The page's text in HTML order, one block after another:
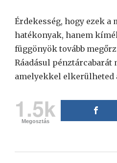
Érdekesség, hogy ezek a
hatékonyak, hanem
függönyök tovább
Ráadásul pénztárcabarát
amelyekkel elkerülheted
1.5k
Megosztás